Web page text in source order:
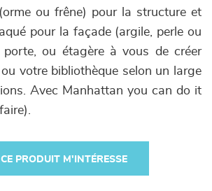
ou frêne) pour la structure et
pour la façade (argile, perle ou
porte, ou étagère à vous de créer
votre bibliothèque selon un large
Avec Manhattan you can do it
CE PRODUIT M'INTÉRESSE